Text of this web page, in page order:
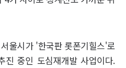
울시가 '한국판 롯폰기힐스'로
진 중인 도심재개발 사업이다.